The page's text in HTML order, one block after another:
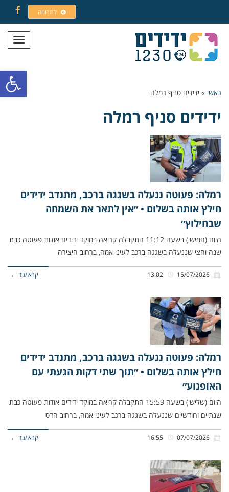
פתח
לתרומה
תפריט
ראשי » ידידים סניף רמלה
ידידים סניף רמלה
רמלה: פעוטה ננעלה בשגגה ברכב, מתנדב ידידים
חילץ אותה בשלום • ״אין לתאר את השמחה
שבחילוץ״
היום (חמישי) בשעה 11:12 התקבלה קריאה במוקד ידידים אודות פעוטה כבת
שנה וחצי שננעלה בשגגה ברכב לעיני אמה, ברחוב היצירה
קרא עוד ←
רמלה: פעוטה ננעלה בשגגה ברכב, מתנדב ידידים
חילץ אותה בשלום • ״תוך שתי דקות הגעתי עם
האופנוע״
היום (שלישי) בשעה 15:53 התקבלה קריאה במוקד ידידים אודות פעוטה כבת
שנתיים וחודשיים שננעלה בשגגה ברכב לעיני אמה, ברחוב הדס
קרא עוד ←